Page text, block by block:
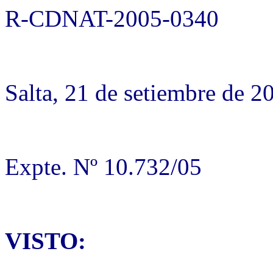
R-CDNAT-2005-0340
Salta, 21 de setiembre de
Expte. Nº 10.732/05
VISTO: